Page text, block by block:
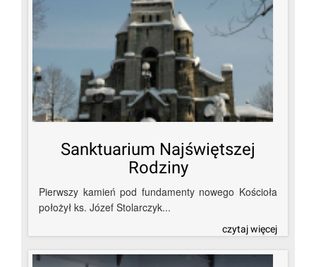
Sanktuarium Najświętszej
Rodziny
Pierwszy kamień pod fundamenty nowego Kościoła
położył ks. Józef Stolarczyk...
czytaj więcej